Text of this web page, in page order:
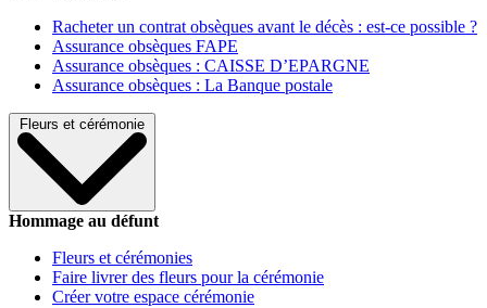
Racheter un contrat obsèques avant le décès : est-ce possible ?
Assurance obsèques FAPE
Assurance obsèques : CAISSE D’EPARGNE
Assurance obsèques : La Banque postale
Fleurs et cérémonie
Hommage au défunt
Fleurs et cérémonies
Faire livrer des fleurs pour la cérémonie
Créer votre espace cérémonie